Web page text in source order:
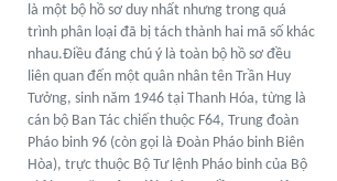
là một bộ hồ sơ duy nhất nhưng trong quá
trình phân loại đã bị tách thành hai mã số khác
nhau.Điều đáng chú ý là toàn bộ hồ sơ đều
liên quan đến một quân nhân tên Trần Huy
Tưởng, sinh năm 1946 tại Thanh Hóa, từng là
cán bộ Ban Tác chiến thuộc F64, Trung đoàn
Pháo binh 96 (còn gọi là Đoàn Pháo binh Biên
Hòa), trực thuộc Bộ Tư lệnh Pháo binh của Bộ